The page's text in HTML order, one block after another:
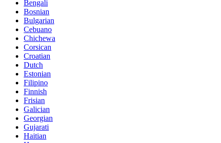
Bengali
Bosnian
Bulgarian
Cebuano
Chichewa
Corsican
Croatian
Dutch
Estonian
Filipino
Finnish
Frisian
Galician
Georgian
Gujarati
Haitian